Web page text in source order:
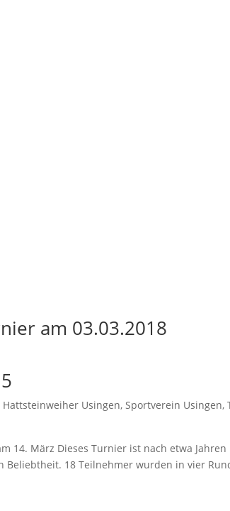
am 03.03.2018
Hattsteinweiher Usingen,Sportverein Usingen,
14. März Dieses Turnier ist nach etwa Jahren
18 Teilnehmer wurden in vier